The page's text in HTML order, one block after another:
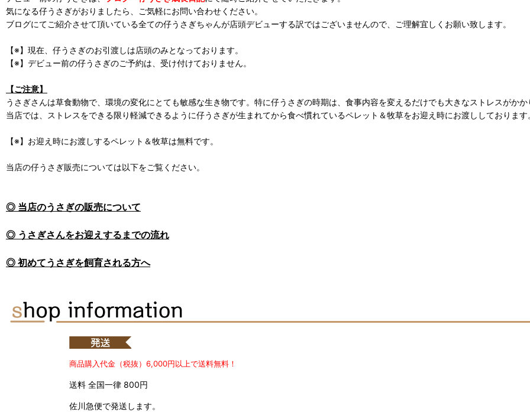
気になる仔うさぎがおりましたら、ご気軽にお問い合わせください。
ブログにてご紹介させて頂いている全ての仔うさぎちゃんが店頭デビューする訳ではございませんので、ご理解宜しくお願い致します。
【※】現在、仔うさぎのお引渡しは店頭のみとなっております。
【※】デビュー前の仔うさぎのご予約は、受け付けておりません。
【ご注意】
うさぎさんは草食動物で、環境の変化にとても敏感な生き物です。特に仔うさぎの時期は、食事内容を変えるだけでも大きなストレスがかか
当店では、ストレスをできる限り軽減できるように仔うさぎが生まれてから食べ慣れているペレット＆牧草をお迎え時にお渡ししております
【※】お迎え時にお渡しするペレット＆牧草は無料です。
当店の仔うさぎ販売については以下をご覧ください。
◎ 当店のうさぎの販売について
◎ うさぎさんをお迎えするまでの流れ
◎ 初めてうさぎを飼育される方へ
商品購入代金（税抜）6,000円以上で送料無料！
送料 全国一律 800円
佐川急便で発送します。